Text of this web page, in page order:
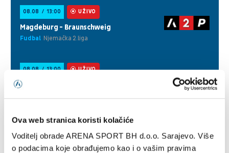
Ova web stranica koristi kolačiće
Voditelj obrade ARENA SPORT BH d.o.o. Sarajevo. Više
o podacima koje obrađujemo kao i o vašim pravima